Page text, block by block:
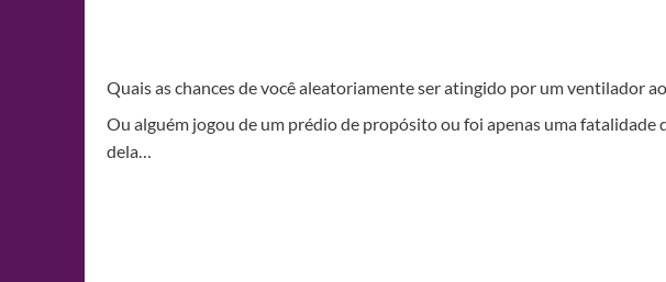
Quais as chances de você aleatoriamente ser atingido por um ventilador
Ou alguém jogou de um prédio de propósito ou foi apenas uma fatalidade
dela…